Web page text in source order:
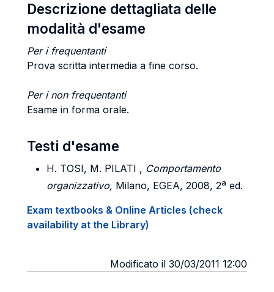
Descrizione dettagliata delle
modalità d'esame
Per i frequentanti
Prova scritta intermedia a fine corso.
Per i non frequentanti
Esame in forma orale.
Testi d'esame
H. TOSI, M. PILATI , Comportamento
organizzativo, Milano, EGEA, 2008, 2a ed.
Exam textbooks & Online Articles (check
availability at the Library)
Modificato il 30/03/2011 12:00